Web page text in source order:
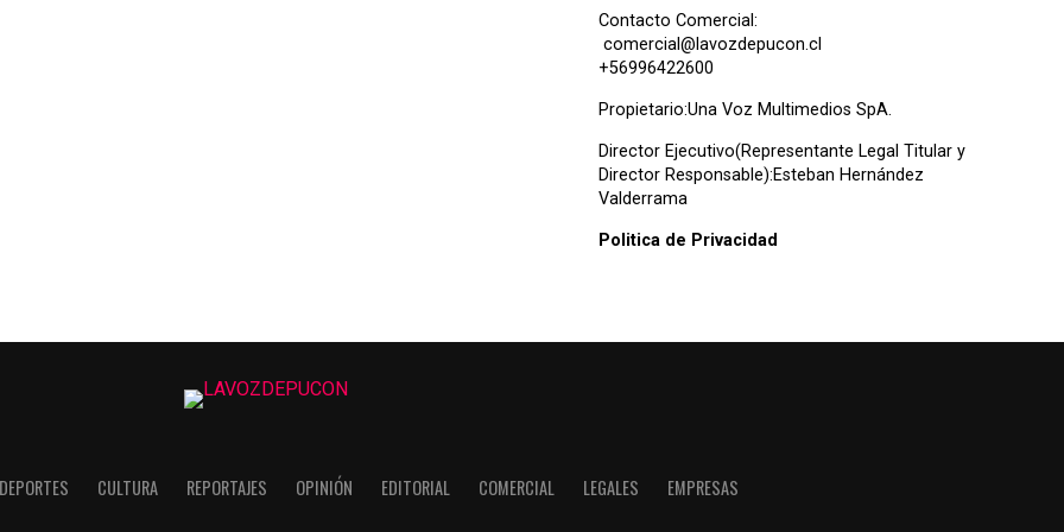
Contacto Comercial:
comercial@lavozdepucon.cl
+56996422600
Propietario:Una Voz Multimedios SpA.
Director Ejecutivo(Representante Legal Titular y
Director Responsable):Esteban Hernández
Valderrama
Politica de Privacidad
DEPORTES CULTURA REPORTAJES OPINIÓN EDITORIAL COMERCIAL LEGALES EMPRESAS